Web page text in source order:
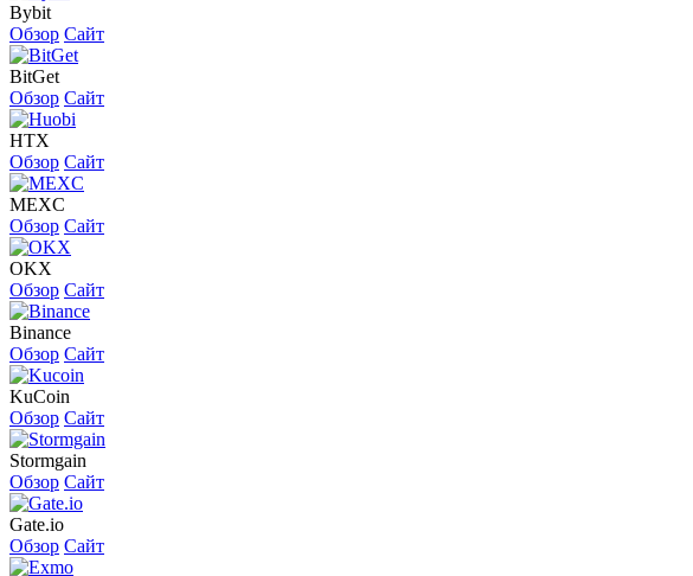
Bybit
Обзор Сайт
BitGet
Обзор Сайт
HTX
Обзор Сайт
MEXC
Обзор Сайт
OKX
Обзор Сайт
Binance
Обзор Сайт
KuCoin
Обзор Сайт
Stormgain
Обзор Сайт
Gate.io
Обзор Сайт